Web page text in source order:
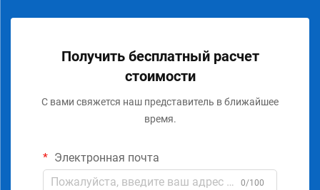
Получить бесплатный расчет
стоимости
С вами свяжется наш представитель в ближайшее
время.
Электронная почта
0/100